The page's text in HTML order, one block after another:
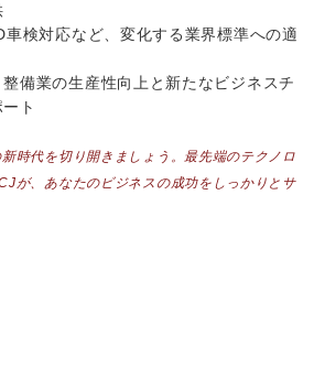
車検対応など、変化する業界標準への適
整備業の生産性向上と新たなビジネスチ
ト
時代を切り開きましょう。最先端のテクノロ
が、あなたのビジネスの成功をしっかりとサ